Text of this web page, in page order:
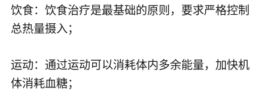
饮食：饮食治疗是最基础的原则，要求严格控制
总热量摄入；
运动：通过运动可以消耗体内多余能量，加快机
体消耗血糖；